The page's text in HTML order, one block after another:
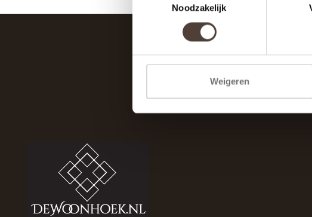
Noodzakelijk
Weigeren